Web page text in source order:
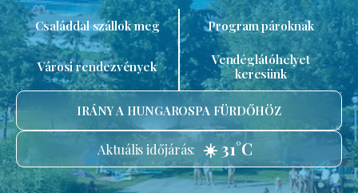
Családdal szállok meg Program pároknak
Városi rendezvények
Vendéglátóhelyet
keresünk
IRÁNY A HUNGAROSPA FÜRDŐHÖZ
Aktuális időjárás: ☀️ 31°C